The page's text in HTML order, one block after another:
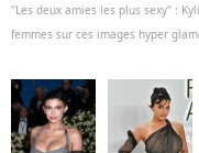
"Les deux amies les plus sexy" :
femmes sur ces images hyper